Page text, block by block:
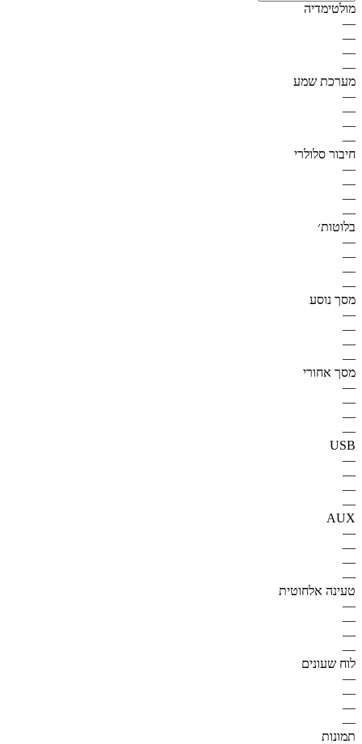
מולטימדיה
—
—
—
—
מערכת שמע
—
—
—
—
חיבור סלולרי
—
—
—
—
בלוטות׳
—
—
—
—
מסך נוסע
—
—
—
—
מסך אחורי
—
—
—
—
USB
—
—
—
—
AUX
—
—
—
—
טעינה אלחוטית
—
—
—
—
לוח שעונים
—
—
—
—
תמונות